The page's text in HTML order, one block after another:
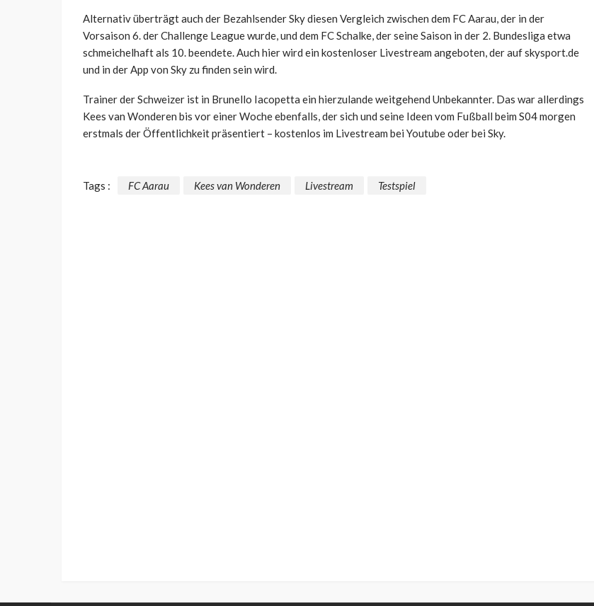
Alternativ überträgt auch der Bezahlsender Sky diesen Vergleich zwischen dem FC Aarau, der in der
Vorsaison 6. der Challenge League wurde, und dem FC Schalke, der seine Saison in der 2. Bundesliga etwa
schmeichelhaft als 10. beendete. Auch hier wird ein kostenloser Livestream angeboten, der auf skysport.de
und in der App von Sky zu finden sein wird.
Trainer der Schweizer ist in Brunello Iacopetta ein hierzulande weitgehend Unbekannter. Das war allerdings
Kees van Wonderen bis vor einer Woche ebenfalls, der sich und seine Ideen vom Fußball beim S04 morgen
erstmals der Öffentlichkeit präsentiert – kostenlos im Livestream bei Youtube oder bei Sky.
Tags : FC Aarau Kees van Wonderen Livestream Testspiel